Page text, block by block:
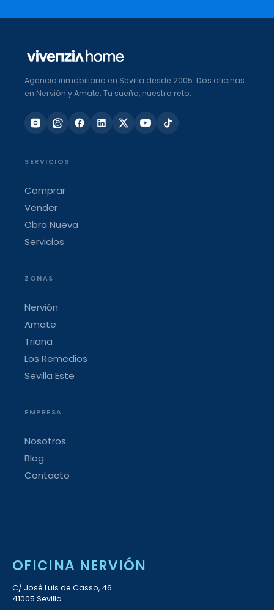
Agencia inmobiliaria en Sevilla desde 2005. Dos oficinas
en Nervión y Amate. Tu sueño, nuestro reto.
SERVICIOS
Comprar
Vender
Obra Nueva
Servicios
ZONAS
Nervión
Amate
Triana
Los Remedios
Sevilla Este
EMPRESA
Nosotros
Blog
Contacto
OFICINA NERVIÓN
C/ José Luis de Casso, 46
41005 Sevilla